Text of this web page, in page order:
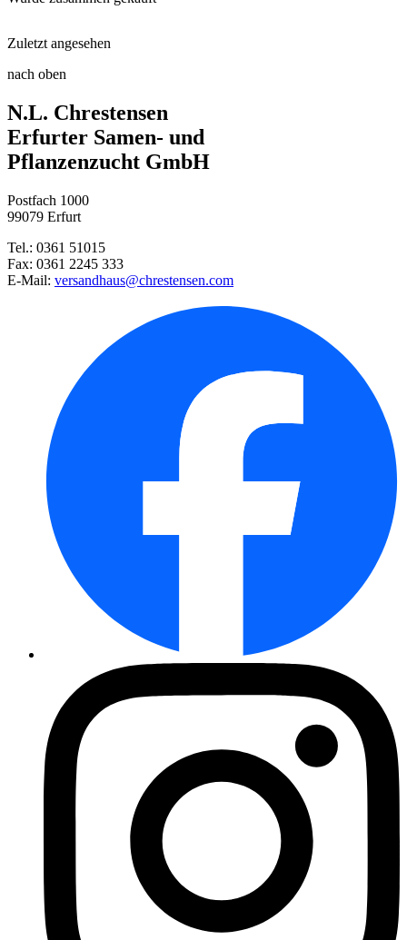
Neudorffs® UrgesteinsMehl
Dill Blattreicher
Buschbohne Delinel
Petersilie Moskrul 2 (Mooskrau ...
Blattdill Herkules
Buschbohne Berggold
Rote Rüben Rote Kugel 2
Radies Cherry Belle
Möhre Berlikumer 2 (Lange rote ...
Zuletzt angesehen
Radies Falco
nach oben
N.L. Chrestensen
Erfurter Samen- und
Pflanzenzucht GmbH
Postfach 1000
99079 Erfurt
Tel.: 0361 51015
Fax: 0361 2245 333
E-Mail: versandhaus@chrestensen.com